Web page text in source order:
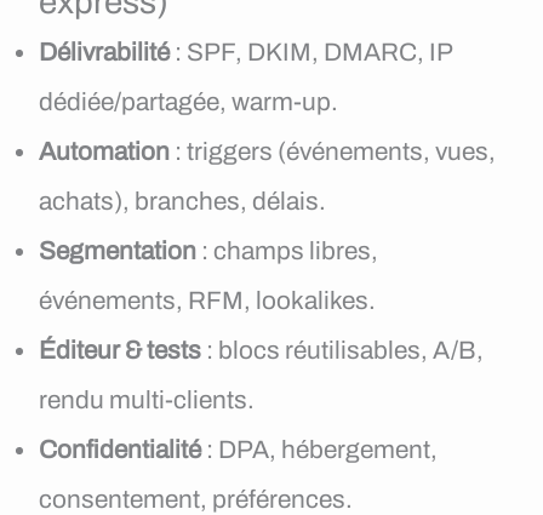
Délivrabilité: SPF, DKIM, DMARC, IP
dédiée/partagée, warm-up.
Automation : triggers (événements, vues,
achats), branches, délais.
Segmentation : champs libres,
événements, RFM, lookalikes.
Éditeur & tests : blocs réutilisables, A/B,
rendu multi-clients.
Confidentialité: DPA, hébergement,
consentement, préférences.